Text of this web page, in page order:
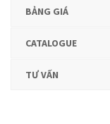
BẢNG GIÁ
CATALOGUE
TƯ VẤN